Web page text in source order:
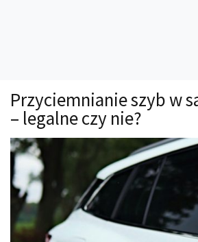
Technika jazdy
Oświetlenie
Kalkulatory
Przelicznik mocy
Auto z niemiec
Galerie
Przyciemnianie szyb w
– legalne czy nie?